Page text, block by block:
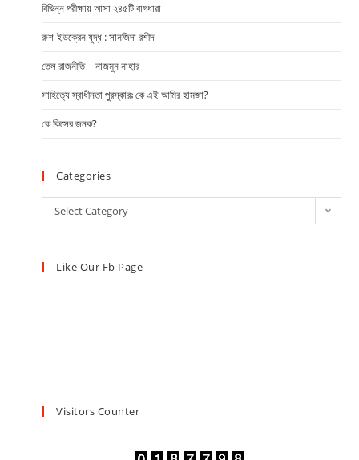
বিভিন্ন পরীক্ষায় আসা ২৪৫টি বাগধারা
রুশ-ইউক্রেন যুদ্ধ : সানজিদা রশীদ
তেল রাজনীতি – নাজমুন নাহার
সাহিত্যে স্বাধীনতা পুরস্কারঃ কে এই আমির হামজা?
কে কিসের জনক?
Categories
Select Category
Like Our Fb Page
Visitors Counter